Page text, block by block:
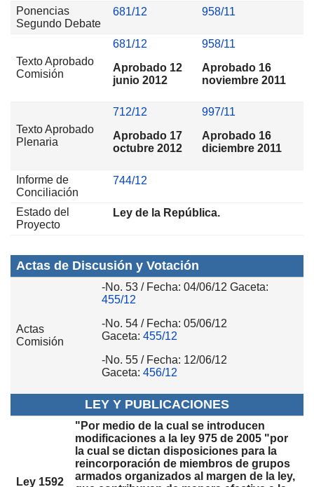
Ponencias
Segundo Debate
681/12 958/11
Texto Aprobado
Comisión
681/12
Aprobado 12
junio 2012
958/11
Aprobado 16
noviembre 2011
Texto Aprobado
Plenaria
712/12
Aprobado 17
octubre 2012
997/11
Aprobado 16
diciembre 2011
Informe de
Conciliación
744/12
Estado del
Proyecto
Ley de la República.
Actas de Discusión y Votación
Actas
Comisión
-No. 53 / Fecha: 04/06/12 Gaceta:
455/12
-No. 54 / Fecha: 05/06/12
Gaceta: 455/12
-No. 55 / Fecha: 12/06/12
Gaceta: 456/12
LEY Y PUBLICACIONES
Ley 1592
"Por medio de la cual se introducen
modificaciones a la ley 975 de 2005 "por
la cual se dictan disposiciones para la
reincorporación de miembros de grupos
armados organizados al margen de la ley,